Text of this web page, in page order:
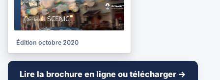
BROCHURE
2020
Édition octobre 2020
Lire la brochure en ligne ou télécharger →